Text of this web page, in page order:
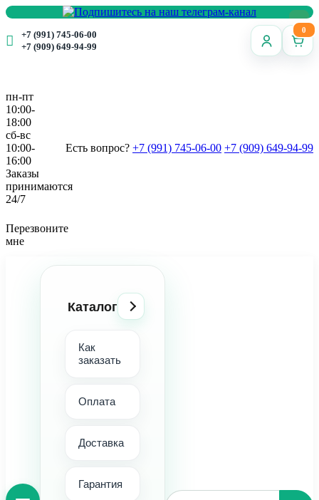
+7 (991) 745-06-00
+7 (909) 649-94-99
0
пн-пт
10:00-
18:00
сб-вс
10:00-
16:00
Заказы
принимаются
24/7
Есть вопрос? +7 (991) 745-06-00 +7 (909) 649-94-99
Перезвоните
мне
Каталог
Как
заказать
Оплата
Доставка
Гарантия